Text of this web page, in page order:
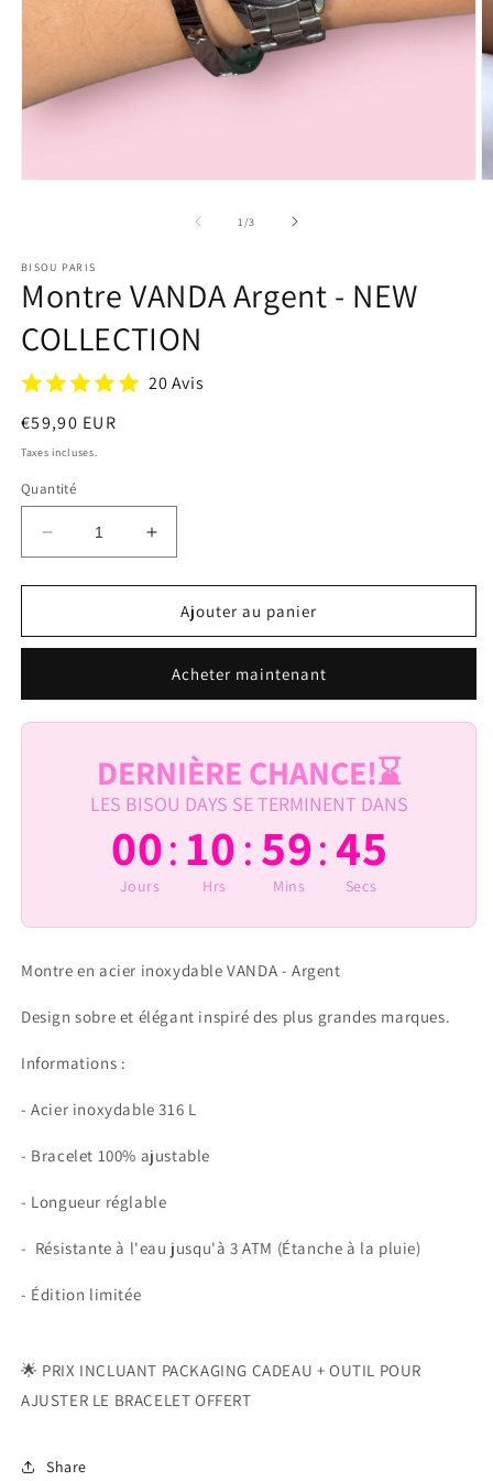
une
fenêtre
modale
1/de
3
BISOU PARIS
Montre VANDA Argent - NEW
COLLECTION
20 Avis
Prix
habituel
€59,90 EUR
Taxes incluses.
Quantité
Réduire
la
quantité
Montre
-
NEW
Augmenter
la
quantité
Montre
Argent
-
NEW
COLLECTION
Ajouter au panier
Acheter maintenant
DERNIÈRE CHANCE!⌛️
LES BISOU DAYS SE TERMINENT DANS
00:10:59:45
Jours Hrs Mins Secs
Montre en acier inoxydable VANDA - Argent
Design sobre et élégant inspiré des plus grandes marques.
Informations :
- Acier inoxydable 316 L
- Bracelet 100% ajustable
- Longueur réglable
- Résistante à l'eau jusqu'à 3 ATM (Étanche à la pluie)
- Édition limitée
🌟 PRIX INCLUANT PACKAGING CADEAU + OUTIL POUR
AJUSTER LE BRACELET OFFERT
Share